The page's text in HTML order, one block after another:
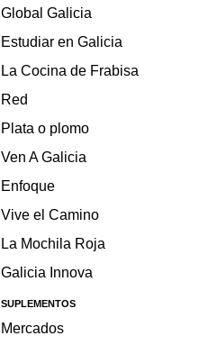
Global Galicia
Estudiar en Galicia
La Cocina de Frabisa
Red
Plata o plomo
Ven A Galicia
Enfoque
Vive el Camino
La Mochila Roja
Galicia Innova
SUPLEMENTOS
Mercados